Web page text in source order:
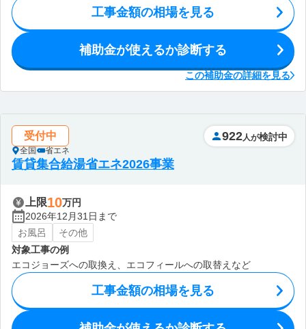
工事金額の相場を見る
補助金が使えるか診断する
この補助金の詳細を見る
受付中
全国 省エネ
922 人が検討中
賃貸集合給湯省エネ2026事業
上限10万円
2026年12月31日まで
お風呂
その他
対象工事の例
エコジョーズへの取換え、エコフィールへの取替えなど
工事金額の相場を見る